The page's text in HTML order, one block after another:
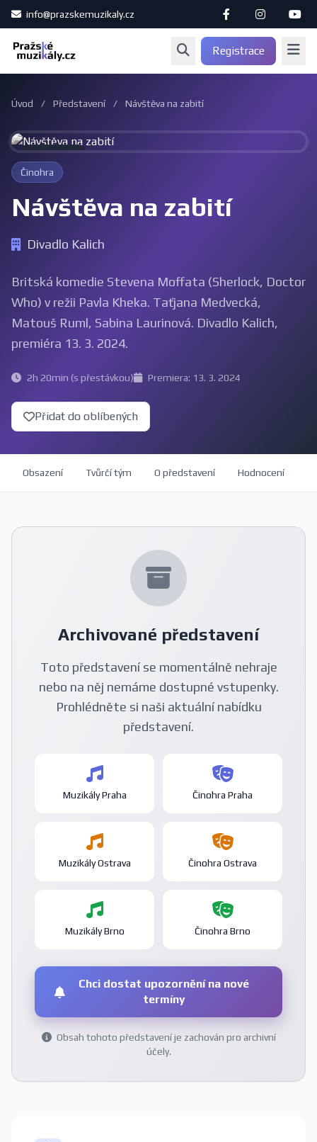
info@prazskemuzikaly.cz
Registrace
Úvod / Představení / Návštěva na zabití
Činohra
Návštěva na zabití
Divadlo Kalich
Britská komedie Stevena Moffata (Sherlock, Doctor
Who) v režii Pavla Kheka. Taťjana Medvecká,
Matouš Ruml, Sabina Laurinová. Divadlo Kalich,
premiéra 13. 3. 2024.
2h 20min (s přestávkou) Premiera: 13. 3. 2024
Přidat do oblíbených
Obsazení Tvůrčí tým O představení Hodnocení
Archivované představení
Toto představení se momentálně nehraje
nebo na něj nemáme dostupné vstupenky.
Prohlédněte si naši aktuální nabídku
představení.
Muzikály Praha Činohra Praha
Muzikály Ostrava Činohra Ostrava
Muzikály Brno Činohra Brno
Chci dostat upozornění na nové
termíny
Obsah tohoto představení je zachován pro archivní
účely.